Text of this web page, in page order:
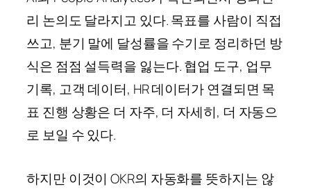
리 논의도 달라지고 있다. 목표를 사람이 직접
쓰고, 분기 말에 달성률을 수기로 정리하던 방
식은 점점 설득력을 잃는다. 협업 도구, 업무
기록, 고객 데이터, HR 데이터가 연결되면 목
표 진행 상황은 더 자주, 더 자세히, 더 자동으
로 보일 수 있다.
하지만 이것이 OKR의 자동화를 뜻하지는 않